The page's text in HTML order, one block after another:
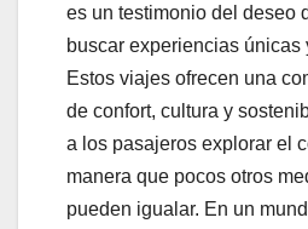
es un testimonio del deseo
buscar experiencias únicas
Estos viajes ofrecen una
de confort, cultura y
a los pasajeros explorar el
manera que pocos otros
pueden igualar. En un